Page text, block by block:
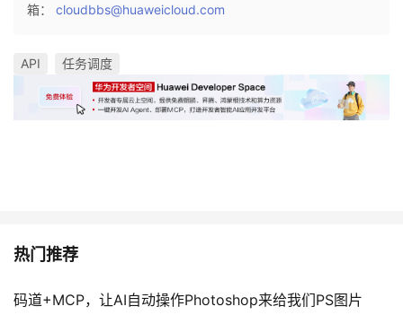
箱： cloudbbs@huaweicloud.com
API 任务调度
热门推荐
码道+MCP，让AI自动操作Photoshop来给我们PS图片